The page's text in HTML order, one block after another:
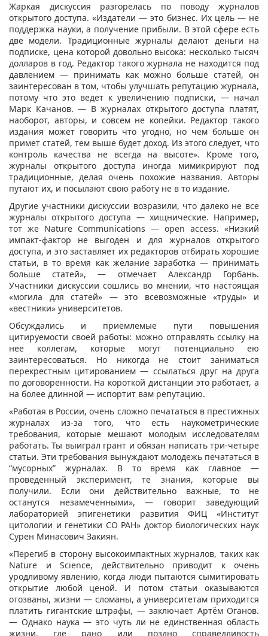
Жаркая дискуссия разгорелась по поводу журналов
открытого доступа. «Издатели — это бизнес. Их цель — не
поддержка науки, а получение прибыли. В этой сфере есть
две модели. Традиционные журналы делают деньги на
подписке, цена которой довольно высока: несколько тысяч
долларов в год. Редактор такого журнала не находится под
давлением — принимать как можно больше статей, он
заинтересован в том, чтобы улучшать репутацию журнала,
потому что это ведет к увеличению подписки, — начал
Марк Качанов. — В журналах открытого доступа платят,
наоборот, авторы, и совсем не копейки. Редактор такого
издания может говорить что угодно, но чем больше он
примет статей, тем выше будет доход. Из этого следует, что
контроль качества не всегда на высоте». Кроме того,
журналы открытого доступа иногда мимикрируют под
традиционные, делая очень похожие названия. Авторы
путают их, и посылают свою работу не в то издание.
Другие участники дискуссии возразили, что далеко не все
журналы открытого доступа — хищнические. Например,
тот же Nature Сommunications — open access. «Низкий
импакт-фактор не выгоден и для журналов открытого
доступа, и это заставляет их редакторов отбирать хорошие
статьи, в то время как желание заработка — принимать
больше статей», — отмечает Александр Горбань.
Участники дискуссии сошлись во мнении, что настоящая
«могила для статей» — это всевозможные «труды» и
«вестники» университетов.
Обсуждались и приемлемые пути повышения
цитируемости своей работы: можно отправлять ссылку на
нее коллегам, которые могут потенциально ею
заинтересоваться. Но никогда не стоит заниматься
перекрестным цитированием — ссылаться друг на друга
по договоренности. На короткой дистанции это работает, а
на более длинной — испортит вам репутацию.
«Работая в России, очень сложно печататься в престижных
журналах из-за того, что есть наукометрические
требования, которые мешают молодым исследователям
работать. Ты выиграл грант и обязан написать три-четыре
статьи. Эти требования вынуждают молодежь печататься в
“мусорных” журналах. В то время как главное —
проведенный эксперимент, те знания, которые вы
получили. Если они действительно важные, то не
останутся незамеченными», — говорит заведующий
лабораторией эпигенетики развития ФИЦ «Институт
цитологии и генетики СО РАН» доктор биологических наук
Сурен Минасович Закиян.
«Перегиб в сторону высокоимпактных журналов, таких как
Nature и Science, действительно приводит к очень
уродливому явлению, когда люди пытаются сымитировать
открытие любой ценой. И потом статьи оказываются
отозваны, жизни — сломаны, а университетам приходится
платить гигантские штрафы, — заключает Артём Оганов.
— Однако наука — это чуть ли не единственная область
жизни, где рано или поздно справедливость